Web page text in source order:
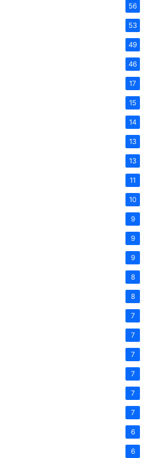
56
53
49
46
17
15
14
13
13
11
10
9
9
9
8
8
7
7
7
7
7
7
6
6